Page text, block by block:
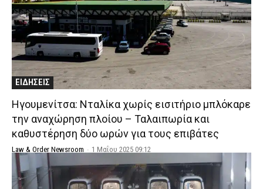
ΕΙΔΗΣΕΙΣ
Ηγουμενίτσα: Νταλίκα χωρίς εισιτήριο μπλόκαρε
την αναχώρηση πλοίου – Ταλαιπωρία και
καθυστέρηση δύο ωρών για τους επιβάτες
Law & Order Newsroom - 1 Μαΐου 2025 09:12